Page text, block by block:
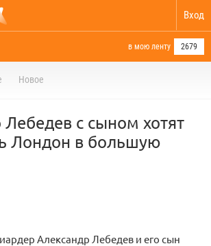
Вход
в мою ленту 2679
Новое
с сыном хотят
Лондон в большую
Александр Лебедев и его сын